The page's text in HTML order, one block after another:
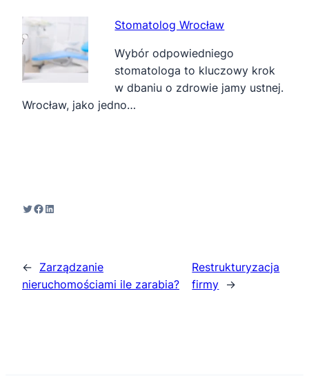
Stomatolog Wrocław
Wybór odpowiedniego
stomatologa to kluczowy krok
w dbaniu o zdrowie jamy ustnej.
Wrocław, jako jedno…
Twitter
Facebook
LinkedIn
← Zarządzanie
nieruchomościami ile zarabia?
Restrukturyzacja
firmy →